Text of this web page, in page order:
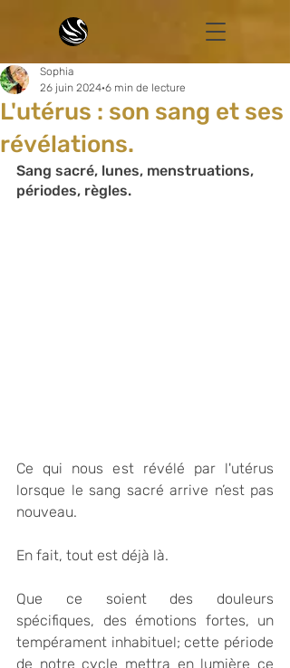
L'utérus : son sang et ses
révélations.
Sophia
26 juin 2024 6 min de lecture
Sang sacré, lunes, menstruations,
périodes, règles.
Ce qui nous est révélé par l'utérus
lorsque le sang sacré arrive n’est pas
nouveau.
En fait, tout est déjà là.
Que ce soient des douleurs
spécifiques, des émotions fortes, un
tempérament inhabituel; cette période
de notre cycle mettra en lumière ce